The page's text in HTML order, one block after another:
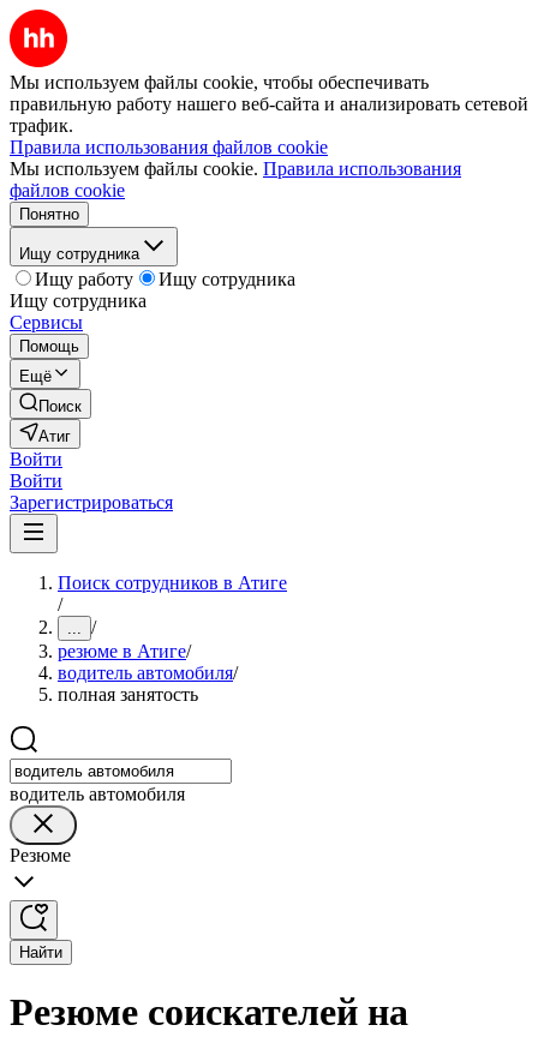
Мы используем файлы cookie, чтобы обеспечивать
правильную работу нашего веб-сайта и анализировать сетевой
трафик.
Правила использования файлов cookie
Мы используем файлы cookie. Правила использования
файлов cookie
Понятно
Ищу сотрудника
Ищу работу
Ищу сотрудника
Ищу сотрудника
Сервисы
Помощь
Ещё
Поиск
Атиг
Войти
Войти
Зарегистрироваться
Поиск сотрудников в Атиге
/
... /
резюме в Атиге/
водитель автомобиля/
полная занятость
водитель автомобиля
Резюме
Найти
Резюме соискателей на